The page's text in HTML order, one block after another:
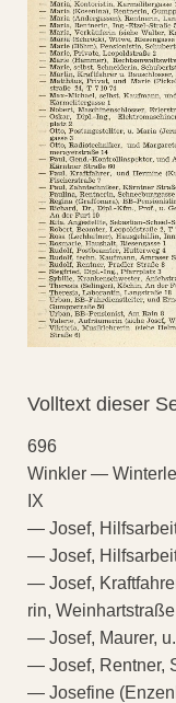
Volltext dieser
696
Winkler — Winterle
IX
— Josef,
— Josef,
— Josef,
rin,
— Josef, Maurer,
— Josef, Rentner,
— Josefine